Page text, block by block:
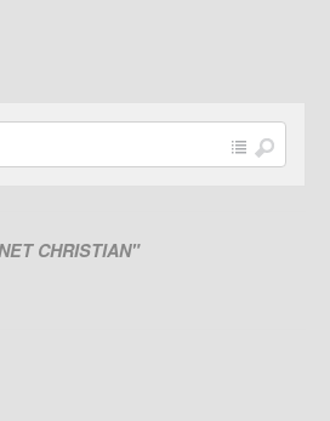
CHRISTIAN"